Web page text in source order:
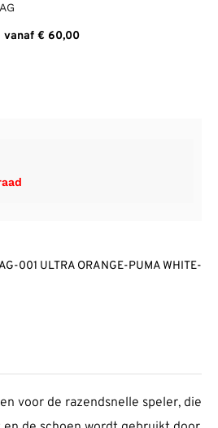
vanaf € 60,00
001 ULTRA ORANGE-PUMA WHITE-
voor de razendsnelle speler, die